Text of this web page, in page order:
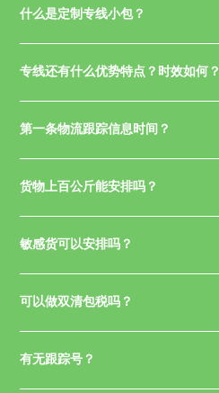
什么是定制专线小包？
专线还有什么优势特点？时效如何？
第一条物流跟踪信息时间？
货物上百公斤能安排吗？
敏感货可以安排吗？
可以做双清包税吗？
有无跟踪号？